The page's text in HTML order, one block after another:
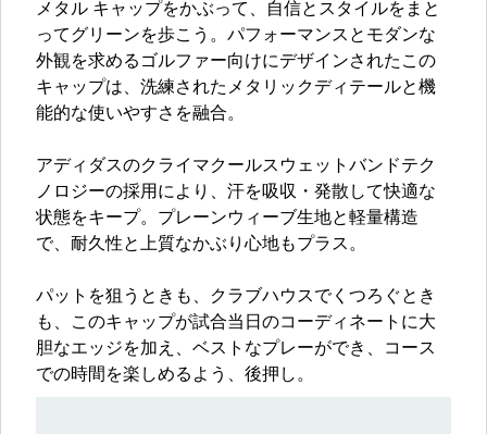
メタル キャップをかぶって、自信とスタイルをまと
ってグリーンを歩こう。パフォーマンスとモダンな
外観を求めるゴルファー向けにデザインされたこの
キャップは、洗練されたメタリックディテールと機
能的な使いやすさを融合。
アディダスのクライマクールスウェットバンドテク
ノロジーの採用により、汗を吸収・発散して快適な
状態をキープ。プレーンウィーブ生地と軽量構造
で、耐久性と上質なかぶり心地もプラス。
パットを狙うときも、クラブハウスでくつろぐとき
も、このキャップが試合当日のコーディネートに大
胆なエッジを加え、ベストなプレーができ、コース
での時間を楽しめるよう、後押し。